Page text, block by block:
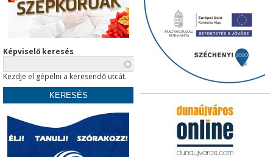
Képviselő keresés
Kezdje el gépelni a keresendő utcát.